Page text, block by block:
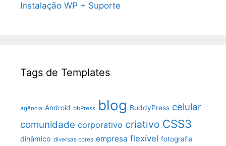
Instalação WP + Suporte
Tags de Templates
agência Android bbPress blog BuddyPress celular
comunidade corporativo criativo CSS3
dinâmico diversas cores empresa flexível fotografia